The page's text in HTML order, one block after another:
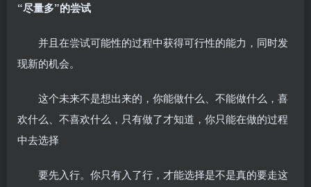
“尽量多”的尝试
并且在尝试可能性的过程中获得可行性的能力，同时发
现新的机会。
这个未来不是想出来的，你能做什么、不能做什么，喜
欢什么、不喜欢什么，只有做了才知道，你只能在做的过程
中去选择
要先入行。你只有入了行，才能选择是不是真的要走这